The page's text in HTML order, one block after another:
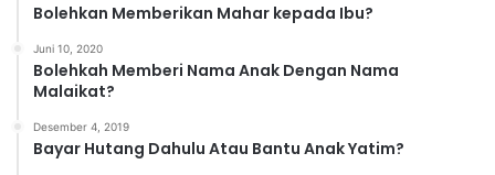
Bolehkan Memberikan Mahar kepada Ibu?
Juni 10, 2020
Bolehkah Memberi Nama Anak Dengan Nama
Malaikat?
Desember 4, 2019
Bayar Hutang Dahulu Atau Bantu Anak Yatim?